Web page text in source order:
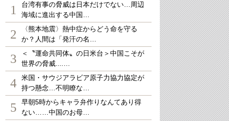
1
台湾有事の脅威は日本だけでない…周辺
海域に進出する中国…
2
〈熊本地震〉熱中症からどう命を守る
か？人間は「発汗の名…
3
＜〝運命共同体〟の日米台＞中国こそが
世界の脅威....…
4
米国・サウジアラビア原子力協力協定が
持つ懸念…不明瞭な…
5
早朝5時からキャラ弁作りなんてあり得
ない……中国のお母…